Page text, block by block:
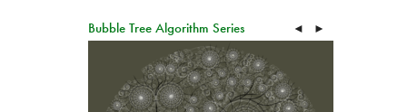
Bubble Tree Algorithm Series ◄ ►